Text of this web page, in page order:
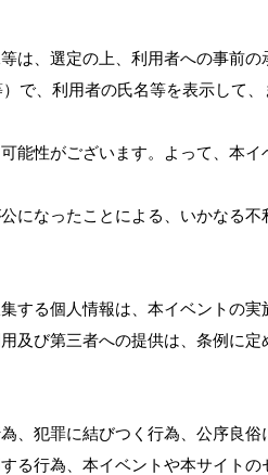
は、選定の上、利用者への事前
で、利用者の氏名等を表示して
能性がございます。よって、本
になったことによる、いかなる不
する個人情報は、本イベントの
及び第三者への提供は、条例に定
、犯罪に結びつく行為、公序良
る行為、本イベントや本サイト